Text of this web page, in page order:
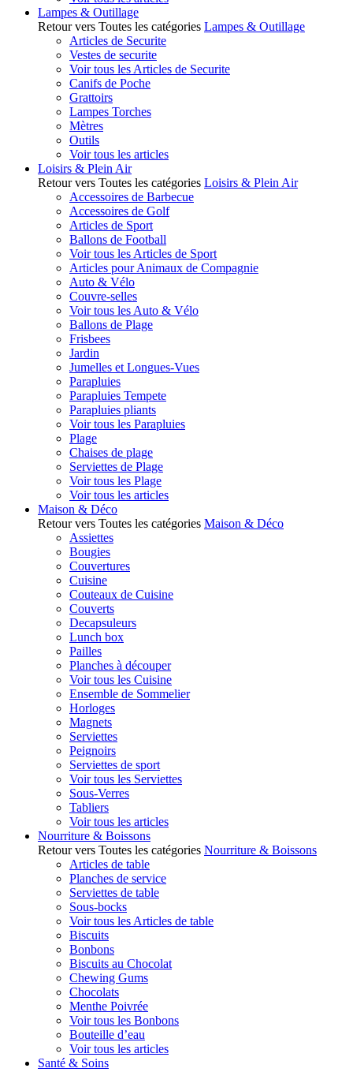
Lampes & Outillage
Retour vers Toutes les catégories Lampes & Outillage
Articles de Securite
Vestes de securite
Voir tous les Articles de Securite
Canifs de Poche
Grattoirs
Lampes Torches
Mètres
Outils
Voir tous les articles
Loisirs & Plein Air
Retour vers Toutes les catégories Loisirs & Plein Air
Accessoires de Barbecue
Accessoires de Golf
Articles de Sport
Ballons de Football
Voir tous les Articles de Sport
Articles pour Animaux de Compagnie
Auto & Vélo
Couvre-selles
Voir tous les Auto & Vélo
Ballons de Plage
Frisbees
Jardin
Jumelles et Longues-Vues
Parapluies
Parapluies Tempete
Parapluies pliants
Voir tous les Parapluies
Plage
Chaises de plage
Serviettes de Plage
Voir tous les Plage
Voir tous les articles
Maison & Déco
Retour vers Toutes les catégories Maison & Déco
Assiettes
Bougies
Couvertures
Cuisine
Couteaux de Cuisine
Couverts
Decapsuleurs
Lunch box
Pailles
Planches à découper
Voir tous les Cuisine
Ensemble de Sommelier
Horloges
Magnets
Serviettes
Peignoirs
Serviettes de sport
Voir tous les Serviettes
Sous-Verres
Tabliers
Voir tous les articles
Nourriture & Boissons
Retour vers Toutes les catégories Nourriture & Boissons
Articles de table
Planches de service
Serviettes de table
Sous-bocks
Voir tous les Articles de table
Biscuits
Bonbons
Biscuits au Chocolat
Chewing Gums
Chocolats
Menthe Poivrée
Voir tous les Bonbons
Bouteille d’eau
Voir tous les articles
Santé & Soins